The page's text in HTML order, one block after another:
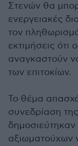
Στενών θα
ενεργειακές
τον
εκτιμήσεις ότι
αναγκαστούν
των επιτοκίων.
Το θέμα
συνεδρίαση
αξιωματούχων